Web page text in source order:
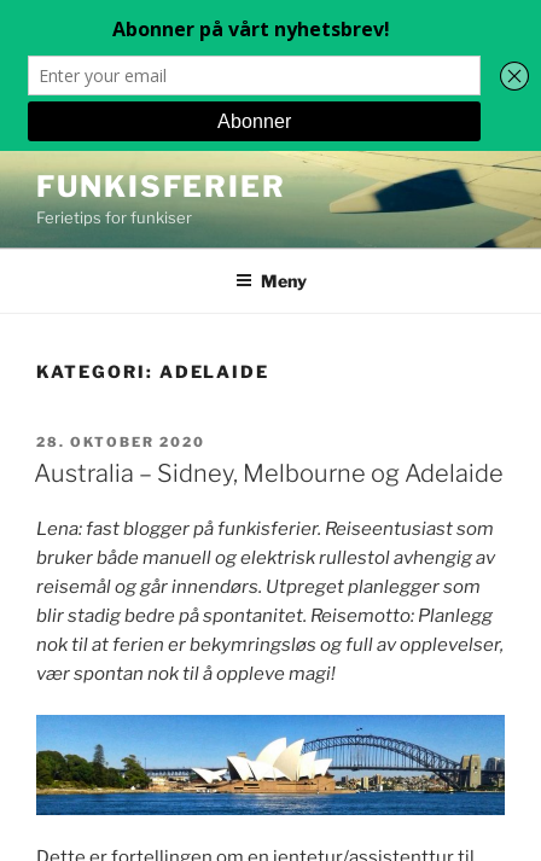
til
innhold
FUNKISFERIER
Ferietips for funkiser
Meny
KATEGORI: ADELAIDE
PUBLISERT
28. OKTOBER 2020
Australia – Sidney, Melbourne og Adelaide
Lena: fast blogger på funkisferier. Reiseentusiast som
bruker både manuell og elektrisk rullestol avhengig av
reisemål og går innendørs. Utpreget planlegger som
blir stadig bedre på spontanitet. Reisemotto: Planlegg
nok til at ferien er bekymringsløs og full av opplevelser,
vær spontan nok til å oppleve magi!